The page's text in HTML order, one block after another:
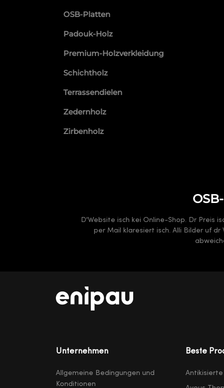
OSB-Platten
Padouk-Holz
Premium-Holzverkleidung
Schichtholz
Terrassendielen
Zedernholz
Zirbenholz
D'Website isch kei Online-Shop. Dr Preis
per Mail klaresiert isch. Alli Bilder uf dr
Unternehmen
Allgemeine Bedingungen und
Konditionen
Beste
Antikisierte